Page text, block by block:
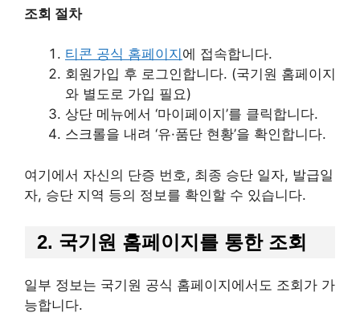
조회 절차
티콘 공식 홈페이지 에 접속합니다.
회원가입 후 로그인합니다. (국기원 홈페이지
와 별도로 가입 필요)
상단 메뉴에서 ‘마이페이지’를 클릭합니다.
스크롤을 내려 ‘유·품단 현황’을 확인합니다.
여기에서 자신의 단증 번호, 최종 승단 일자, 발급일
자, 승단 지역 등의 정보를 확인할 수 있습니다.
2. 국기원 홈페이지를 통한 조회
일부 정보는 국기원 공식 홈페이지에서도 조회가 가
능합니다.